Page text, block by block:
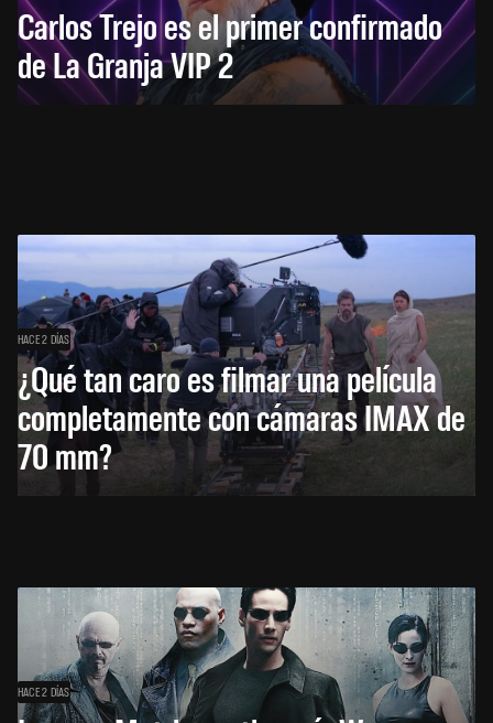
Carlos Trejo es el primer confirmado
de La Granja VIP 2
HACE 2 DÍAS
¿Qué tan caro es filmar una película
completamente con cámaras IMAX de
70 mm?
HACE 2 DÍAS